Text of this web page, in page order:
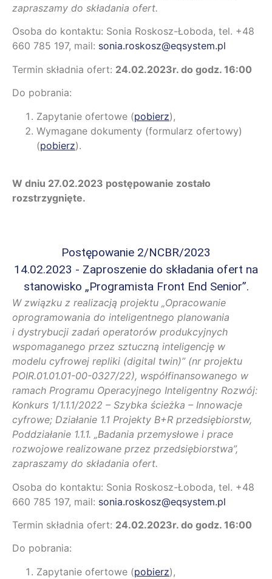
zapraszamy do składania ofert.
Osoba do kontaktu: Sonia Roskosz-Łoboda, tel. +48
660 785 197, mail: sonia.roskosz@eqsystem.pl
Termin składnia ofert: 24.02.2023r. do godz. 16:00
Do pobrania:
Zapytanie ofertowe (pobierz),
Wymagane dokumenty (formularz ofertowy)
(pobierz).
W dniu 27.02.2023 postępowanie zostało
rozstrzygnięte.
Postępowanie 2/NCBR/2023
14.02.2023 - Zaproszenie do składania ofert na
stanowisko „Programista Front End Senior”.
W związku z realizacją projektu „Opracowanie
oprogramowania do inteligentnego planowania
i dystrybucji zadań operatorów produkcyjnych
wspomaganego przez sztuczną inteligencję w
modelu cyfrowej repliki (digital twin)” (nr projektu
POIR.01.01.01-00-0327/22), współfinansowanego w
ramach Programu Operacyjnego Inteligentny Rozwój:
Konkurs 1/1.1.1/2022 – Szybka ścieżka – Innowacje
cyfrowe; Działanie 1.1 Projekty B+R przedsiębiorstw,
Poddziałanie 1.1.1. „Badania przemysłowe i prace
rozwojowe realizowane przez przedsiębiorstwa”,
zapraszamy do składania ofert.
Osoba do kontaktu: Sonia Roskosz-Łoboda, tel. +48
660 785 197, mail: sonia.roskosz@eqsystem.pl
Termin składnia ofert: 24.02.2023r. do godz. 16:00
Do pobrania:
Zapytanie ofertowe (pobierz),